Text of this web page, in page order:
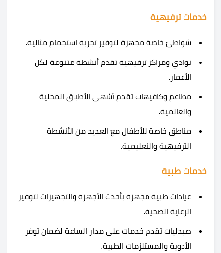
خدمات ترفيهية
شواطئ خاصة مجهزة لتوفير تجربة استجمام مثالية.
نوادي ومراكز ترفيهية تقدم أنشطة متنوعة لكل
الأعمار.
مطاعم وكافيهات تقدم أشهى الأطباق المحلية
والعالمية.
مناطق خاصة للأطفال مع العديد من الأنشطة
الترفيهية والتعليمية.
خدمات طبية
عيادات طبية مجهزة بأحدث الأجهزة والتجهيزات لتوفير
الرعاية الصحية.
صيدليات تقدم خدمات على مدار الساعة لضمان توفر
الأدوية والمستلزمات الطبية.